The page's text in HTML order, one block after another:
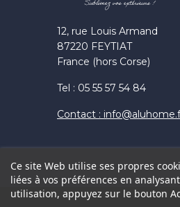
12, rue Louis Armand
87220 FEYTIAT
France (hors Corse)
Tel : 05 55 57 54 84
Contact :
Ce site Web utilise ses propres
liées à vos préférences en
utilisation, appuyez sur le bouton